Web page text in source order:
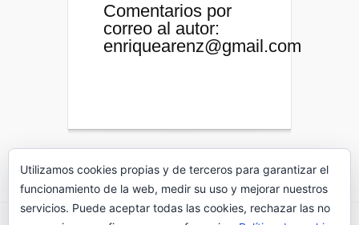
Comentarios por
correo al autor:
enriquearenz@gmail.com
Utilizamos cookies propias y de terceros para garantizar el
funcionamiento de la web, medir su uso y mejorar nuestros
servicios. Puede aceptar todas las cookies, rechazar las no